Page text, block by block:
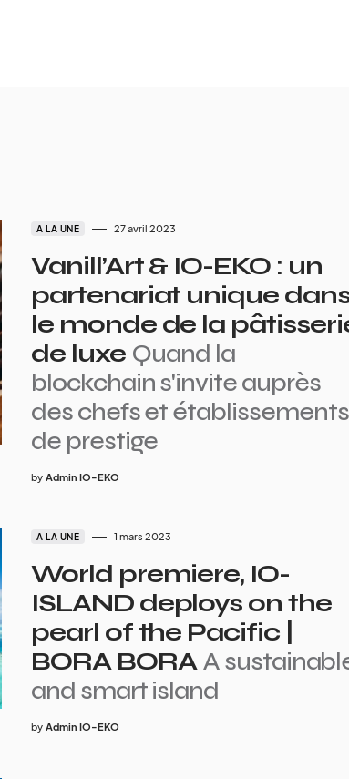
A LA UNE 27 avril 2023
Vanill’Art & IO-EKO : un
partenariat unique
le monde de la
de luxe Quand la
blockchain s'invite auprès
des chefs et établissements
de prestige
by Admin IO-EKO
A LA UNE 1 mars 2023
World premiere, IO-
ISLAND deploys on the
pearl of the Pacific |
BORA BORA A
and smart island
by Admin IO-EKO